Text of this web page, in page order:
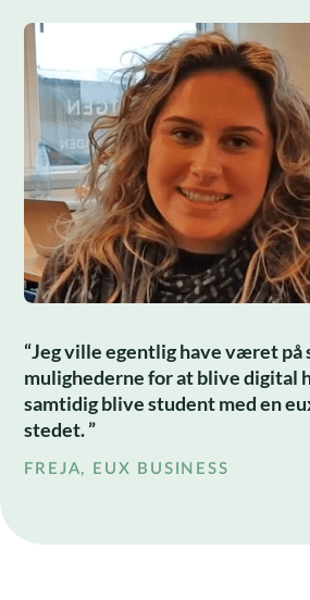
Jeg ville egentlig have været på
mulighederne for at blive digital
samtidig blive student med en
stedet.
FREJA, EUX BUSINESS